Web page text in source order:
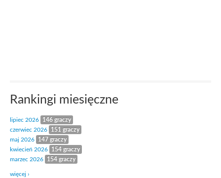
Rankingi miesięczne
lipiec 2026
146 graczy
czerwiec 2026
151 graczy
maj 2026
147 graczy
kwiecień 2026
154 graczy
marzec 2026
154 graczy
więcej ›